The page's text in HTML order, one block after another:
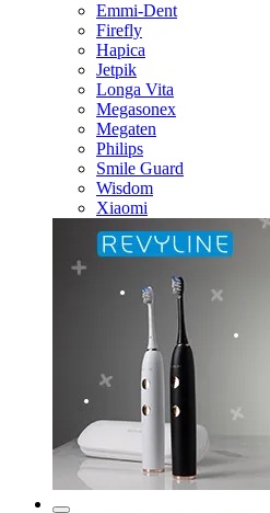
Emmi-Dent
Firefly
Hapica
Jetpik
Longa Vita
Megasonex
Megaten
Philips
Smile Guard
Wisdom
Xiaomi